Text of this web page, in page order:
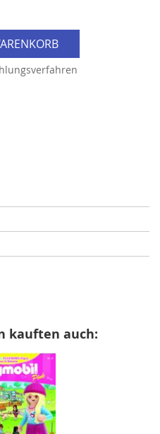
kauften auch: